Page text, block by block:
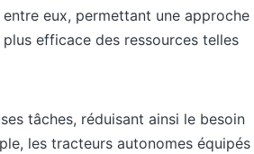
eux, permettant une approche
efficace des ressources telles
tâches, réduisant ainsi le besoin
les tracteurs autonomes équipés